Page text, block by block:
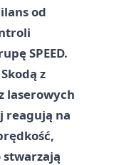
od
SPEED.
z
laserowych
reagują na